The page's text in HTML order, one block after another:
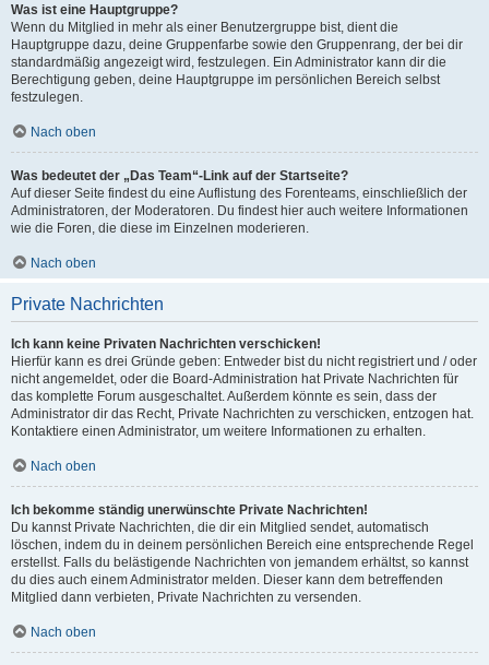
Was ist eine Hauptgruppe?
Wenn du Mitglied in mehr als einer Benutzergruppe bist, dient die
Hauptgruppe dazu, deine Gruppenfarbe sowie den Gruppenrang, der bei dir
standardmäßig angezeigt wird, festzulegen. Ein Administrator kann dir die
Berechtigung geben, deine Hauptgruppe im persönlichen Bereich selbst
festzulegen.
Nach oben
Was bedeutet der „Das Team“-Link auf der Startseite?
Auf dieser Seite findest du eine Auflistung des Forenteams, einschließlich der
Administratoren, der Moderatoren. Du findest hier auch weitere Informationen
wie die Foren, die diese im Einzelnen moderieren.
Nach oben
Private Nachrichten
Ich kann keine Privaten Nachrichten verschicken!
Hierfür kann es drei Gründe geben: Entweder bist du nicht registriert und / oder
nicht angemeldet, oder die Board-Administration hat Private Nachrichten für
das komplette Forum ausgeschaltet. Außerdem könnte es sein, dass der
Administrator dir das Recht, Private Nachrichten zu verschicken, entzogen hat.
Kontaktiere einen Administrator, um weitere Informationen zu erhalten.
Nach oben
Ich bekomme ständig unerwünschte Private Nachrichten!
Du kannst Private Nachrichten, die dir ein Mitglied sendet, automatisch
löschen, indem du in deinem persönlichen Bereich eine entsprechende Regel
erstellst. Falls du belästigende Nachrichten von jemandem erhältst, so kannst
du dies auch einem Administrator melden. Dieser kann dem betreffenden
Mitglied dann verbieten, Private Nachrichten zu versenden.
Nach oben